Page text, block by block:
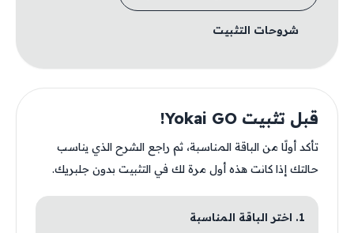
شروحات التثبيت
قبل تثبيت Yokai GO!
تأكد أولًا من الباقة المناسبة، ثم راجع الشرح الذي يناسب
حالتك إذا كانت هذه أول مرة لك في التثبيت بدون جلبريك.
1. اختر الباقة المناسبة